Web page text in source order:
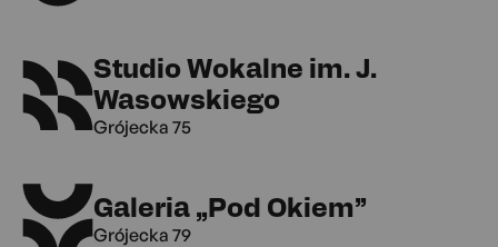
Studio Wokalne im. J.
Wasowskiego
Grójecka 75
Galeria „Pod Okiem”
Grójecka 79